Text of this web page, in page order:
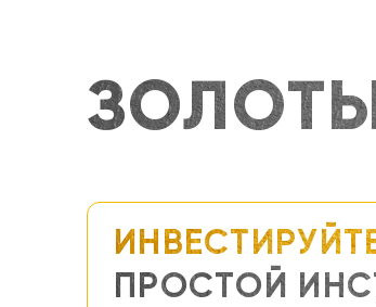
ПРОСТОЙ